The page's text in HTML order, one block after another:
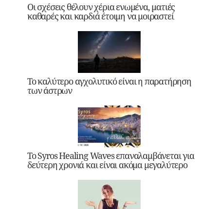
Οι σχέσεις θέλουν χέρια ενωμένα, ματιές
καθαρές και καρδιά έτοιμη να μοιραστεί
Το καλύτερο αγχολυτικό είναι η παρατήρηση
των άστρων
Το Syros Healing Waves επαναλαμβάνεται για
δεύτερη χρονιά και είναι ακόμα μεγαλύτερο